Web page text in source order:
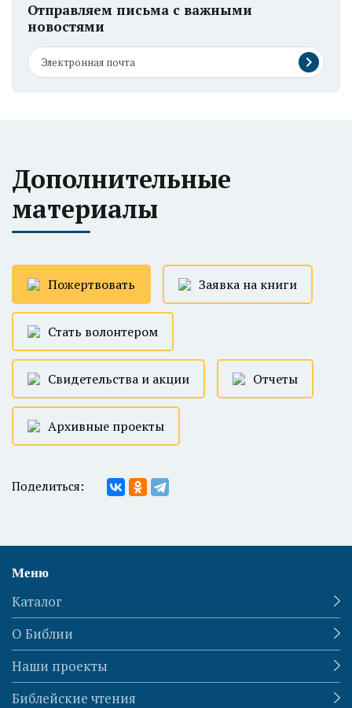
Отправляем письма с важными
новостями
Дополнительные
материалы
Пожертвовать Заявка на книги
Стать волонтером
Свидетельства и акции Отчеты
Архивные проекты
Поделиться:
Меню
Каталог
О Библии
Наши проекты
Библейские чтения